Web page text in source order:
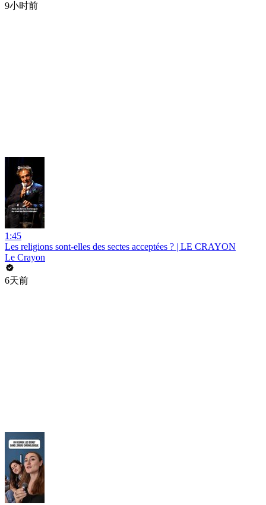
9小时前
1:45
Les religions sont-elles des sectes acceptées ? | LE CRAYON
Le Crayon
6天前